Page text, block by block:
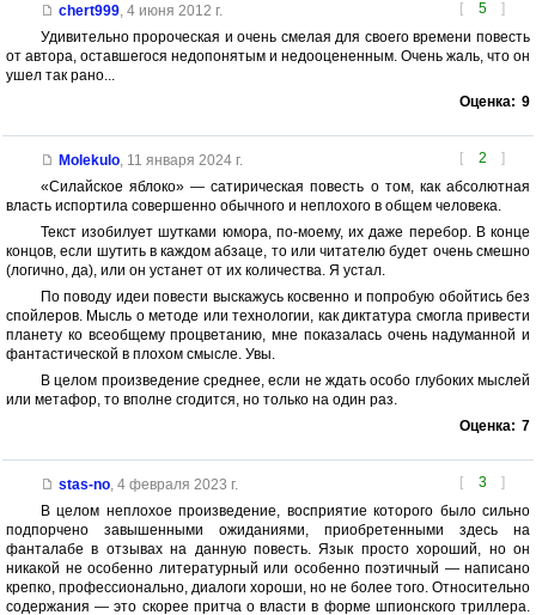
[ 5 ]
chert999, 4 июня 2012 г.
Удивительно пророческая и очень смелая для своего времени повесть
от автора, оставшегося недопонятым и недооцененным. Очень жаль, что он
ушел так рано...
Оценка: 9
[ 2 ]
Molekulo, 11 января 2024 г.
«Силайское яблоко» — сатирическая повесть о том, как абсолютная
власть испортила совершенно обычного и неплохого в общем человека.
Текст изобилует шутками юмора, по-моему, их даже перебор. В конце
концов, если шутить в каждом абзаце, то или читателю будет очень смешно
(логично, да), или он устанет от их количества. Я устал.
По поводу идеи повести выскажусь косвенно и попробую обойтись без
спойлеров. Мысль о методе или технологии, как диктатура смогла привести
планету ко всеобщему процветанию, мне показалась очень надуманной и
фантастической в плохом смысле. Увы.
В целом произведение среднее, если не ждать особо глубоких мыслей
или метафор, то вполне сгодится, но только на один раз.
Оценка: 7
[ 3 ]
stas-no, 4 февраля 2023 г.
В целом неплохое произведение, восприятие которого было сильно
подпорчено завышенными ожиданиями, приобретенными здесь на
фанталабе в отзывах на данную повесть. Язык просто хороший, но он
никакой не особенно литературный или особенно поэтичный — написано
крепко, профессионально, диалоги хороши, но не более того. Относительно
содержания — это скорее притча о власти в форме шпионского триллера.